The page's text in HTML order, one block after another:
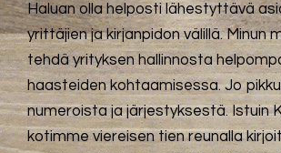
Haluan olla helposti lähestyttävä
yrittäjien ja kirjanpidon välillä. Minun
tehdä yrityksen hallinnosta
haasteiden kohtaamisessa. Jo
numeroista ja järjestyksestä. Istuin
kotimme viereisen tien reunalla